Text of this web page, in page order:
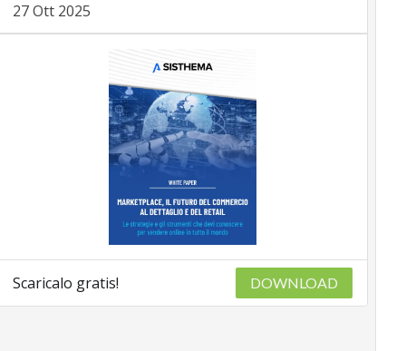
27 Ott 2025
Scaricalo gratis! DOWNLOAD